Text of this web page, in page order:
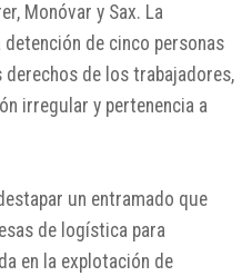
, Monóvar y Sax. La
de cinco personas
de los trabajadores,
irregular y pertenencia a
un entramado que
de logística para
en la explotación de